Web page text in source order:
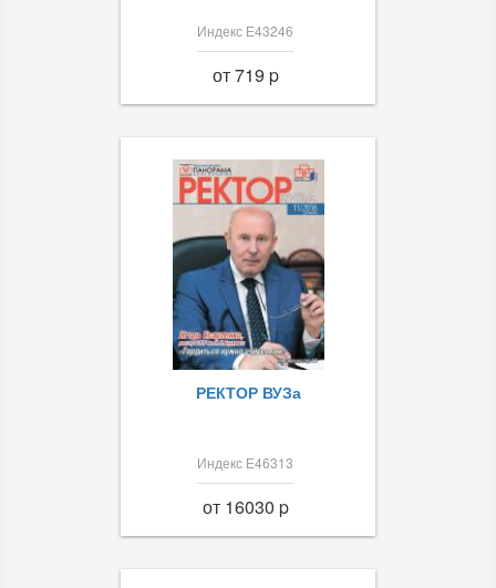
Индекс Е43246
от 719 p
РЕКТОР ВУЗа
Индекс Е46313
от 16030 p